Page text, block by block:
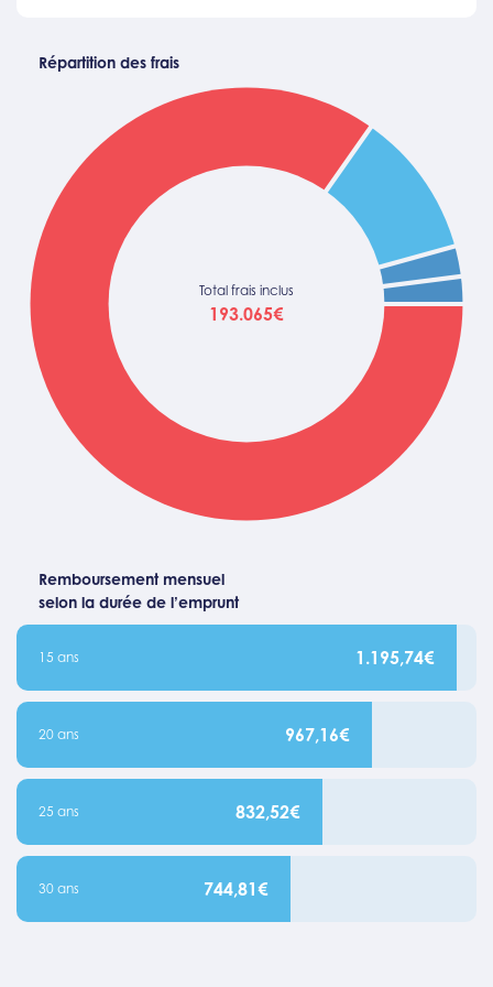
Répartition des frais
Total frais inclus
193.065€
Remboursement mensuel
selon la durée de l’emprunt
15 ans 1.195,74€
20 ans 967,16€
25 ans 832,52€
30 ans 744,81€